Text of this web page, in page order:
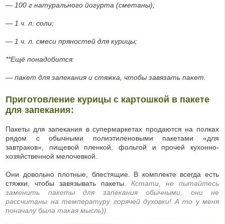
— 100 г натурального йогурта (сметаны);
— 1 ч. л. соли;
— 1 ч. л. смеси пряностей для курицы;
**Ещё понадобится:
— пакет для запекания и стяжка, чтобы завязать пакет.
Приготовление курицы с картошкой в пакете
для запекания:
Пакеты для запекания в супермаркетах продаются на полках
рядом с обычными полиэтиленовыми пакетами «для
завтраков», пищевой пленкой, фольгой и прочей кухонно-
хозяйственной мелочевкой.
Они довольно плотные, блестящие. В комплекте всегда есть
стяжки, чтобы завязывать пакеты. Кстати, не пытайтесь
заменить пакеты для запекания обычными, они не
рассчитаны на температуру горячей духовки! А то у меня
поначалу была такая мысль))